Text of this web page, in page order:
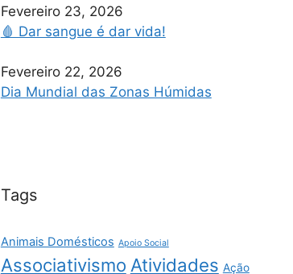
Fevereiro 23, 2026
🩸 Dar sangue é dar vida!
Fevereiro 22, 2026
Dia Mundial das Zonas Húmidas
Tags
Animais Domésticos Apoio Social
Associativismo Atividades Ação